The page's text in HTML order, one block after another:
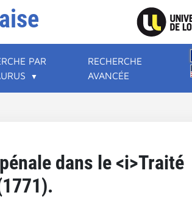
PAR
RECHERCHE
AVANCÉE
dans le <i>Traité